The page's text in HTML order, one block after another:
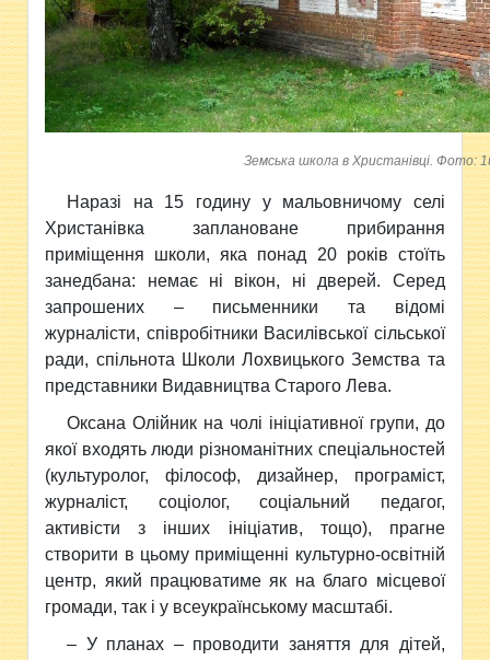
Земська школа в Христанівці. Фото:
Наразі на 15 годину у мальовничому селі
Христанівка заплановане прибирання
приміщення школи, яка понад 20 років стоїть
занедбана: немає ні вікон, ні дверей. Серед
запрошених – письменники та відомі
журналісти, співробітники Василівської сільської
ради, спільнота Школи Лохвицького Земства та
представники Видавництва Старого Лева.
Оксана Олійник на чолі ініціативної групи, до
якої входять люди різноманітних спеціальностей
(культуролог, філософ, дизайнер, програміст,
журналіст, соціолог, соціальний педагог,
активісти з інших ініціатив, тощо), прагне
створити в цьому приміщенні культурно-освітній
центр, який працюватиме як на благо місцевої
громади, так і у всеукраїнському масштабі.
– У планах – проводити заняття для дітей,